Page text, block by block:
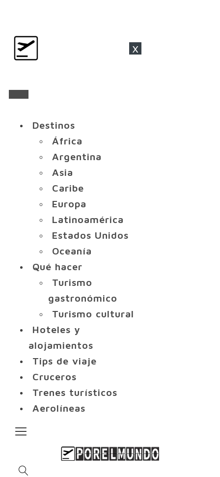
x
Destinos
África
Argentina
Asia
Caribe
Europa
Latinoamérica
Estados Unidos
Oceanía
Qué hacer
Turismo
gastronómico
Turismo cultural
Hoteles y
alojamientos
Tips de viaje
Cruceros
Trenes turísticos
Aerolíneas